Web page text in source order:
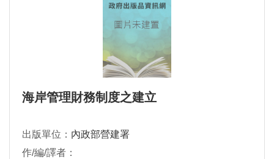
海岸管理財務制度之建立
出版單位： 內政部營建署
作/編/譯者：